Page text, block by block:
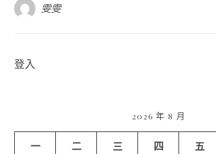
雯雯
登入
2026 年 8 月
一 二 三 四 五